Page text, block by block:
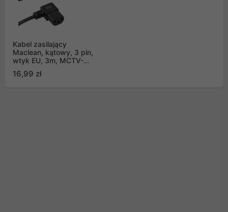
Kabel zasilający
Maclean, kątowy, 3 pin,
wtyk EU, 3m, MCTV-
16,99 zł